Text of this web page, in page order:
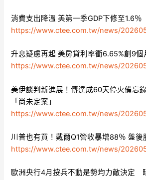
消費支出降溫 美第一季GDP下修至1.6％
https://www.ctee.com.tw/news/
升息疑慮再起 美房貸利率衝6.65%創9個
https://www.ctee.com.tw/news/
美伊談判新進展！傳達成60天停火備忘
「尚未定案」
https://www.ctee.com.tw/news/
川普也有買！戴爾Q1營收暴增88％ 盤後
https://www.ctee.com.tw/news/
歐洲央行4月按兵不動是勢均力敵決定